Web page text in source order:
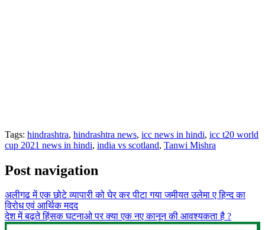
Tags: hindrashtra, hindrashtra news, icc news in hindi, icc t20 world
cup 2021 news in hindi, india vs scotland, Tanwi Mishra
Post navigation
अलीगढ में एक छोटे व्यापारी को घेर कर पीटा गया जमीयत उलेमा ए हिन्द का
विरोध एवं आर्थिक मदद
देश में बढ़ते हिंसक घटनाओ पर क्या एक नए कानून की आवश्यकता है ?